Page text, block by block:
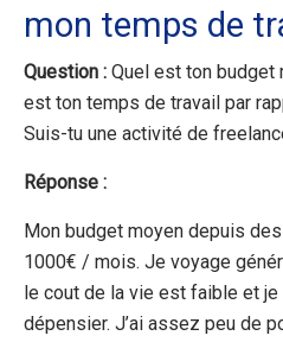
mon temps de
Question : Quel est ton budget
est ton temps de travail par
Suis-tu une activité de
Réponse :
Mon budget moyen depuis
1000€ / mois. Je voyage
le cout de la vie est faible et
dépensier. J’ai assez peu de